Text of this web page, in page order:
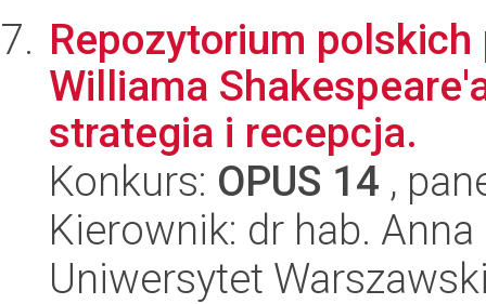
Repozytorium
Williama
strategia i recepcja.
Konkurs: OPUS 14 ,
Kierownik: dr hab.
Uniwersytet